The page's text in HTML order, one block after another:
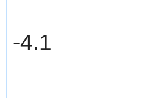
-4.1